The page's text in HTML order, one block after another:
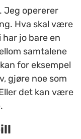
Jeg opererer
Hva skal være
jo bare en
samtalene
for eksempel
gjøre noe som
det kan være